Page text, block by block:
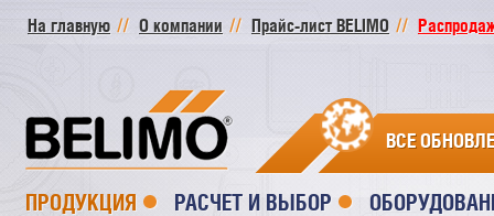
На главную О компании Прайс-лист BELIMO
ВСЕ
ПРОДУКЦИЯ РАСЧЕТ И ВЫБОР